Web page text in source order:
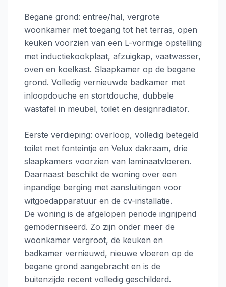
Begane grond: entree/hal, vergrote
woonkamer met toegang tot het terras, open
keuken voorzien van een L-vormige opstelling
met inductiekookplaat, afzuigkap, vaatwasser,
oven en koelkast. Slaapkamer op de begane
grond. Volledig vernieuwde badkamer met
inloopdouche en stortdouche, dubbele
wastafel in meubel, toilet en designradiator.
Eerste verdieping: overloop, volledig betegeld
toilet met fonteintje en Velux dakraam, drie
slaapkamers voorzien van laminaatvloeren.
Daarnaast beschikt de woning over een
inpandige berging met aansluitingen voor
witgoedapparatuur en de cv-installatie.
De woning is de afgelopen periode ingrijpend
gemoderniseerd. Zo zijn onder meer de
woonkamer vergroot, de keuken en
badkamer vernieuwd, nieuwe vloeren op de
begane grond aangebracht en is de
buitenzijde recent volledig geschilderd.